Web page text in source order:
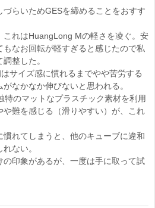
らいためGESを締めることをおすす
これはHuangLong Mの軽さを凌ぐ。安
なお回転が軽すぎると感じたので私
整した。
サイズ感に慣れるまでやや苦労する
なかなか伸びないと思われる。
特のマットなプラスチック素材を利用
や難を感じる（滑りやすい）が、これ
れてしまうと、他のキューブに違和
ない。
の印象があるが、一度は手に取って試